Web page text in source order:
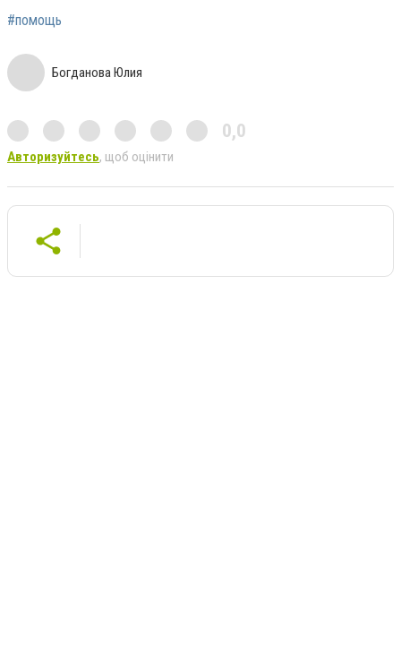
#помощь
Богданова Юлия
0,0
Авторизуйтесь, щоб оцінити